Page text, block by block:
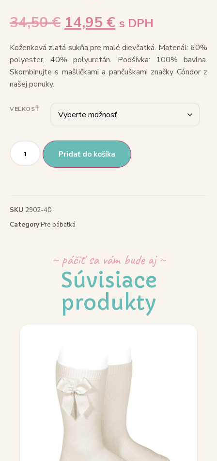
34,50€14,95€ s DPH
Koženková zlatá sukňa pre malé dievčatká. Materiál: 60%
polyester, 40% polyuretán. Podšívka: 100% bavlna.
Skombinujte s mašličkami a pančuškami značky Cóndor z
našej ponuky.
VEĽKOSŤ
Pridať do košíka
SKU 2902-40
CategoryPre bábätká
~ páčiť sa vám bude aj ~
Súvisiace
produkty